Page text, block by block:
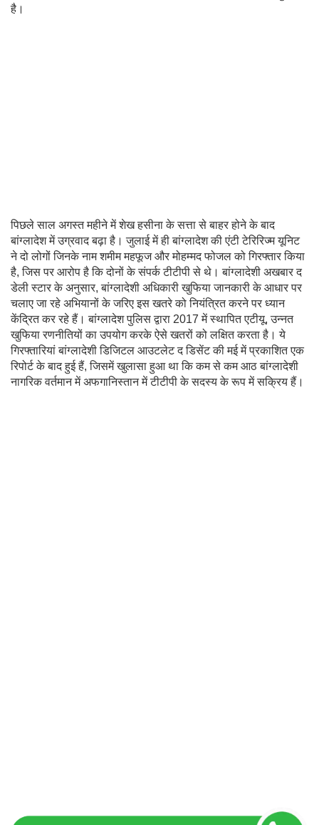
है।
पिछले साल अगस्त महीने में शेख हसीना के सत्ता से बाहर होने के बाद
बांग्लादेश में उग्रवाद बढ़ा है। जुलाई में ही बांग्लादेश की एंटी टेरिरिज्म यूनिट
ने दो लोगों जिनके नाम शमीम महफूज और मोहम्मद फोजल को गिरफ्तार किया
है, जिस पर आरोप है कि दोनों के संपर्क टीटीपी से थे। बांग्लादेशी अखबार द
डेली स्टार के अनुसार, बांग्लादेशी अधिकारी खुफिया जानकारी के आधार पर
चलाए जा रहे अभियानों के जरिए इस खतरे को नियंत्रित करने पर ध्यान
केंद्रित कर रहे हैं। बांग्लादेश पुलिस द्वारा 2017 में स्थापित एटीयू, उन्नत
खुफिया रणनीतियों का उपयोग करके ऐसे खतरों को लक्षित करता है। ये
गिरफ्तारियां बांग्लादेशी डिजिटल आउटलेट द डिसेंट की मई में प्रकाशित एक
रिपोर्ट के बाद हुई हैं, जिसमें खुलासा हुआ था कि कम से कम आठ बांग्लादेशी
नागरिक वर्तमान में अफगानिस्तान में टीटीपी के सदस्य के रूप में सक्रिय हैं।